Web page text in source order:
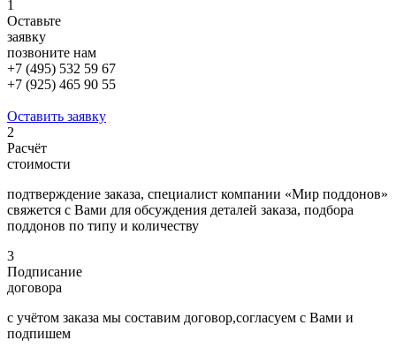
1
Оставьте
заявку
позвоните нам
+7 (495) 532 59 67
+7 (925) 465 90 55
Оставить заявку
2
Расчёт
стоимости
подтверждение заказа, специалист компании «Мир поддонов»
свяжется с Вами для обсуждения деталей заказа, подбора
поддонов по типу и количеству
3
Подписание
договора
с учётом заказа мы составим договор,согласуем с Вами и
подпишем